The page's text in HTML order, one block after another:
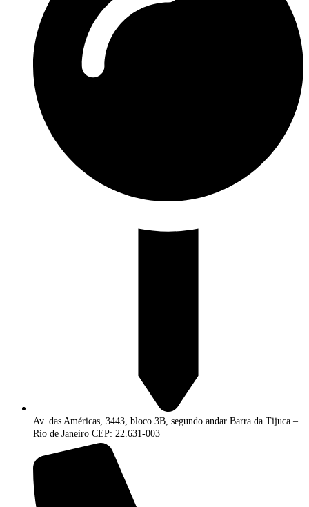
Av. das Américas, 3443, bloco 3B, segundo andar Barra da Tijuca –
Rio de Janeiro CEP: 22.631-003